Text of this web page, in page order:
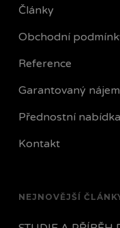
Články
Obchodní
Reference
Garantovaný nájem
Přednostní nabídka
Kontakt
NEJNOVĚJŠÍ